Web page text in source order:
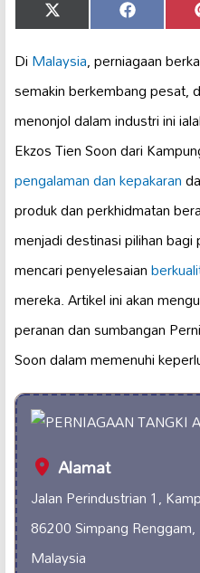
Share
on
X
(Twitter)
Share
on
Facebook
DiMalaysia, perniagaan
semakin berkembang pesat,
menonjol dalam industri ini
Ekzos Tien Soon dari
pengalaman dan kepakaran
produk dan perkhidmatan
menjadi destinasi pilihan
mencari penyelesaian
mereka. Artikel ini akan
peranan dan sumbangan
Soon dalam memenuhi
Alamat
Jalan Perindustrian 1,
86200 Simpang Renggam,
Malaysia